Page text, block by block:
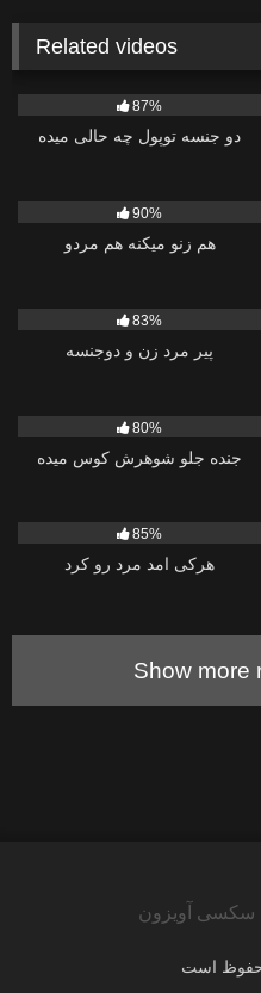
Related videos
87%
دو جنسه توپول چه حالی میده
90%
هم زنو میکنه هم مردو
83%
پیر مرد زن و دوجنسه
80%
جنده جلو شوهرش کوس میده
85%
هرکی امد مرد رو کرد
Show more
سکسی آویزون
است